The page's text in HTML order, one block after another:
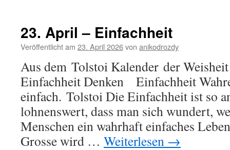
Inneres
Streben
23. April – Einfachheit
Veröffentlicht am 23. April 2026von anikodrozdy
Aus dem Tolstoi Kalender der
Einfachheit Denken Einfachheit
einfach. Tolstoi Die Einfachheit ist so
lohnenswert, dass man sich wundert,
Menschen ein wahrhaft einfaches
Grosse wird … Weiterlesen →